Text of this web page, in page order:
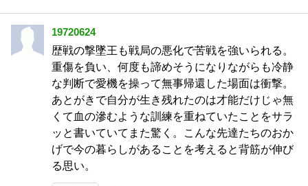
19720624
歴戦の撃墜王も戦局の悪化で苦戦を強いられる。
重傷を負い、何度も諦めそうになりながらも冷静
な判断で愛機を操って無事帰還した場面は衝撃。
あとがきで自分が生き残れたのは才能だけじゃ無
くて血の滲むような訓練を重ねていたことをサラ
ッと書いていてまた驚く。こんな先達たちのおか
げで今の暮らしがあることを考えると背筋が伸び
る思い。